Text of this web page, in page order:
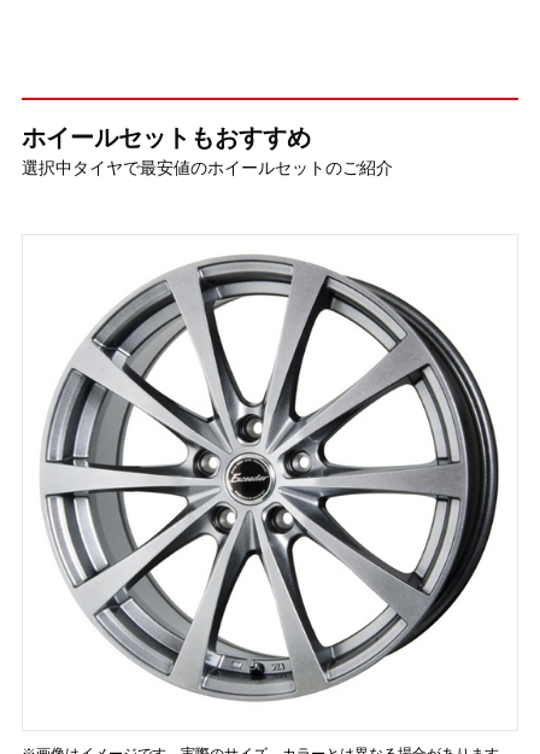
ホイールセットもおすすめ
選択中タイヤで最安値のホイールセットのご紹介